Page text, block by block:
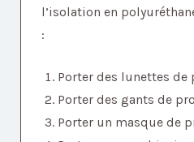
l’isolation en
:
Porter des lunettes de
Porter des gants de
Porter un masque de